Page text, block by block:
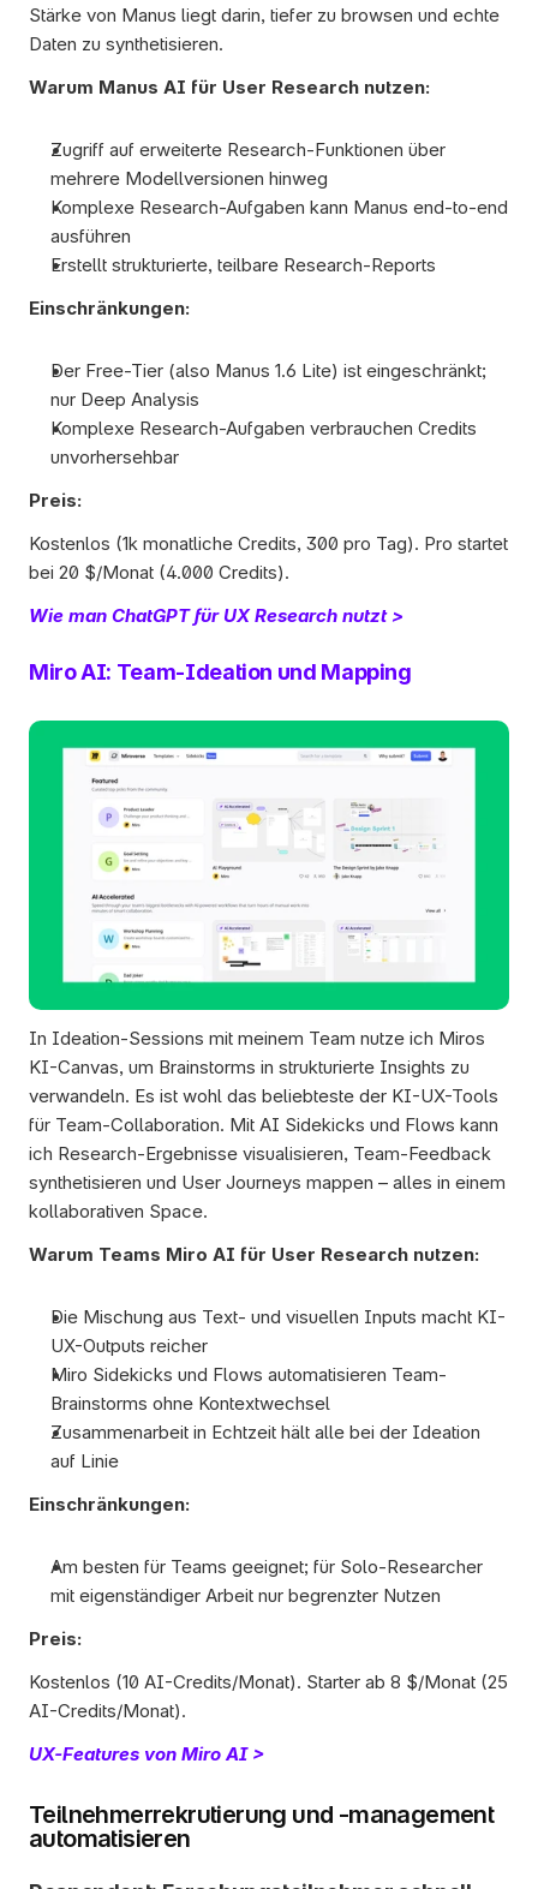
Stärke von Manus liegt darin, tiefer zu browsen und echte
Daten zu synthetisieren.
Warum Manus AI für User Research nutzen:
Zugriff auf erweiterte Research-Funktionen über
mehrere Modellversionen hinweg
Komplexe Research-Aufgaben kann Manus end-to-end
ausführen
Erstellt strukturierte, teilbare Research-Reports
Einschränkungen:
Der Free-Tier (also Manus 1.6 Lite) ist eingeschränkt;
nur Deep Analysis
Komplexe Research-Aufgaben verbrauchen Credits
unvorhersehbar
Preis:
Kostenlos (1k monatliche Credits, 300 pro Tag). Pro startet
bei 20 $/Monat (4.000 Credits).
Wie man ChatGPT für UX Research nutzt >
Miro AI: Team-Ideation und Mapping
In Ideation-Sessions mit meinem Team nutze ich Miros
KI-Canvas, um Brainstorms in strukturierte Insights zu
verwandeln. Es ist wohl das beliebteste der KI-UX-Tools
für Team-Collaboration. Mit AI Sidekicks und Flows kann
ich Research-Ergebnisse visualisieren, Team-Feedback
synthetisieren und User Journeys mappen – alles in einem
kollaborativen Space.
Warum Teams Miro AI für User Research nutzen:
Die Mischung aus Text- und visuellen Inputs macht KI-
UX-Outputs reicher
Miro Sidekicks und Flows automatisieren Team-
Brainstorms ohne Kontextwechsel
Zusammenarbeit in Echtzeit hält alle bei der Ideation
auf Linie
Einschränkungen:
Am besten für Teams geeignet; für Solo-Researcher
mit eigenständiger Arbeit nur begrenzter Nutzen
Preis:
Kostenlos (10 AI-Credits/Monat). Starter ab 8 $/Monat (25
AI-Credits/Monat).
UX-Features von Miro AI >
Teilnehmerrekrutierung und -management
automatisieren